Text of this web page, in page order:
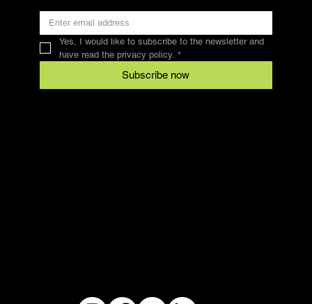
Yes, I would like to subscribe to the newsletter and
have read the privacy policy. *
Subscribe now